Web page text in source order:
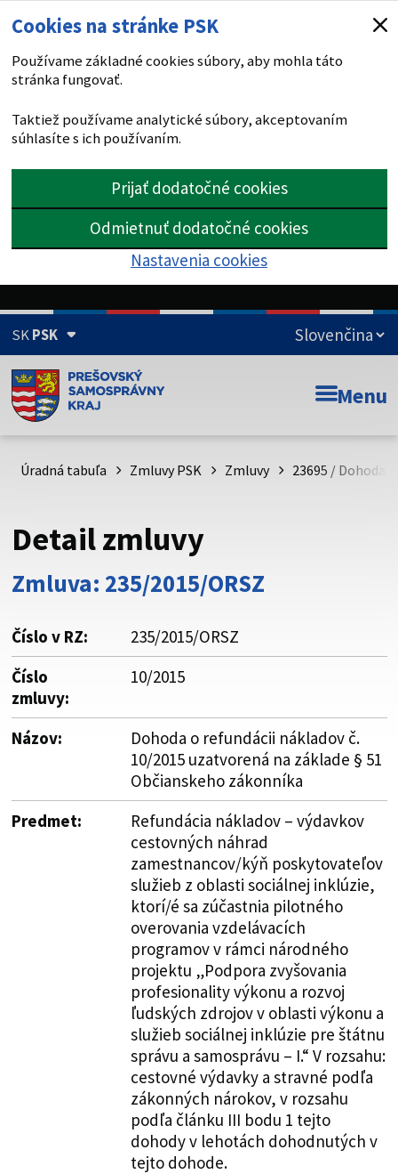
Cookies na stránke PSK
Používame základné cookies súbory, aby mohla táto
stránka fungovať.
Taktiež používame analytické súbory, akceptovaním
súhlasíte s ich používaním.
Prijať dodatočné cookies
Odmietnuť dodatočné cookies
Nastavenia cookies
SKPSK
Doména psk.sk je oficiálna
Toto je oficiálna webová stránka Prešovského
psk.sk.
Buďte pozorní a vždy sa uistite, že zdieľate informácie iba
cez zabezpečenú webovú stránku. Zabezpečená stránka
vždy začína https:// pred názvom domény webového sídla.
Menu
Úradná tabuľa Zmluvy PSK Zmluvy 23695 / Dohoda
Detail zmluvy
Zmluva: 235/2015/ORSZ
Číslo v RZ:
235/2015/ORSZ
Číslo
zmluvy:
10/2015
Názov:
Dohoda o refundácii nákladov č.
10/2015 uzatvorená na základe § 51
Občianskeho zákonníka
Predmet:
Refundácia nákladov – výdavkov
cestovných náhrad
zamestnancov/kýň poskytovateľov
služieb z oblasti sociálnej inklúzie,
ktorí/é sa zúčastnia pilotného
overovania vzdelávacích
programov v rámci národného
projektu „Podpora zvyšovania
profesionality výkonu a rozvoj
ľudských zdrojov v oblasti výkonu a
služieb sociálnej inklúzie pre štátnu
správu a samosprávu – I.“ V rozsahu:
cestovné výdavky a stravné podľa
zákonných nárokov, v rozsahu
podľa článku III bodu 1 tejto
dohody v lehotách dohodnutých v
tejto dohode.